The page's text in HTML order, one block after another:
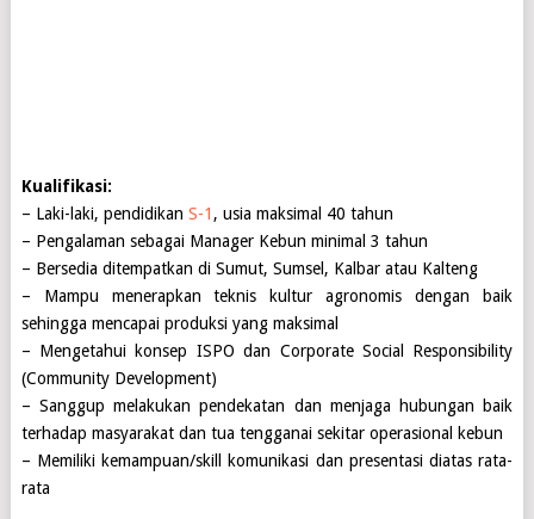
Kualifikasi:
– Laki-laki, pendidikan S-1 , usia maksimal 40 tahun
– Pengalaman sebagai Manager Kebun minimal 3 tahun
– Bersedia ditempatkan di Sumut, Sumsel, Kalbar atau Kalteng
– Mampu menerapkan teknis kultur agronomis dengan baik
sehingga mencapai produksi yang maksimal
– Mengetahui konsep ISPO dan Corporate Social Responsibility
(Community Development)
– Sanggup melakukan pendekatan dan menjaga hubungan baik
terhadap masyarakat dan tua tengganai sekitar operasional kebun
– Memiliki kemampuan/skill komunikasi dan presentasi diatas rata-
rata